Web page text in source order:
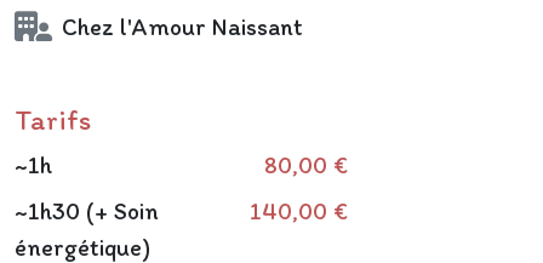
Chez l'Amour Naissant
Tarifs
~1h
80,00 €
~1h30 (+ Soin
énergétique)
140,00 €